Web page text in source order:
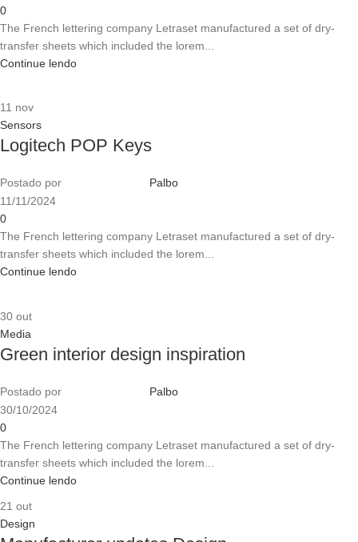
0
The French lettering company Letraset manufactured a set of dry-
transfer sheets which included the lorem...
Continue lendo
11 nov
Sensors
Logitech POP Keys
Postado por
Palbo
11/11/2024
0
The French lettering company Letraset manufactured a set of dry-
transfer sheets which included the lorem...
Continue lendo
30 out
Media
Green interior design inspiration
Postado por
Palbo
30/10/2024
0
The French lettering company Letraset manufactured a set of dry-
transfer sheets which included the lorem...
Continue lendo
21 out
Design